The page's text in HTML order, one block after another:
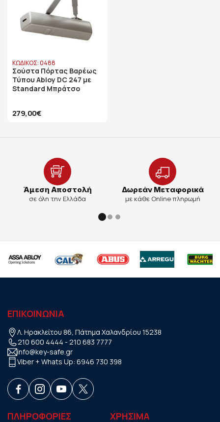
ΚΩΔΙΚΟΣ: 0488
Σούστα Πόρτας Βαρέως
Τύπου Abloy DC 247 με
Standard Μπράτσο
279,00€
Άμεση Αποστολή
σε όλη την Ελλάδα
Δωρεάν Μεταφορικά
με κάθε Online πληρωμή
ΕΠΙΚΟΙΝΩΝΙΑ
Λ. Ηρακλείτου 86, Πάτημα Χαλανδρίου 15238
210 600 4444 - 210 683 7777
info@key-safe.gr
Viber + Whats Up: 6946 730 398
ΠΛΗΡΟΦΟΡΙΕΣ ΧΡHΣΙΜΑ